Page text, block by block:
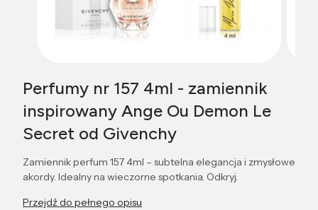
Perfumy nr 157 4ml - zamiennik
inspirowany Ange Ou Demon Le
Secret od Givenchy
Zamiennik perfum 157 4ml – subtelna elegancja i zmysłowe
akordy. Idealny na wieczorne spotkania. Odkryj.
Przejdź do pełnego opisu